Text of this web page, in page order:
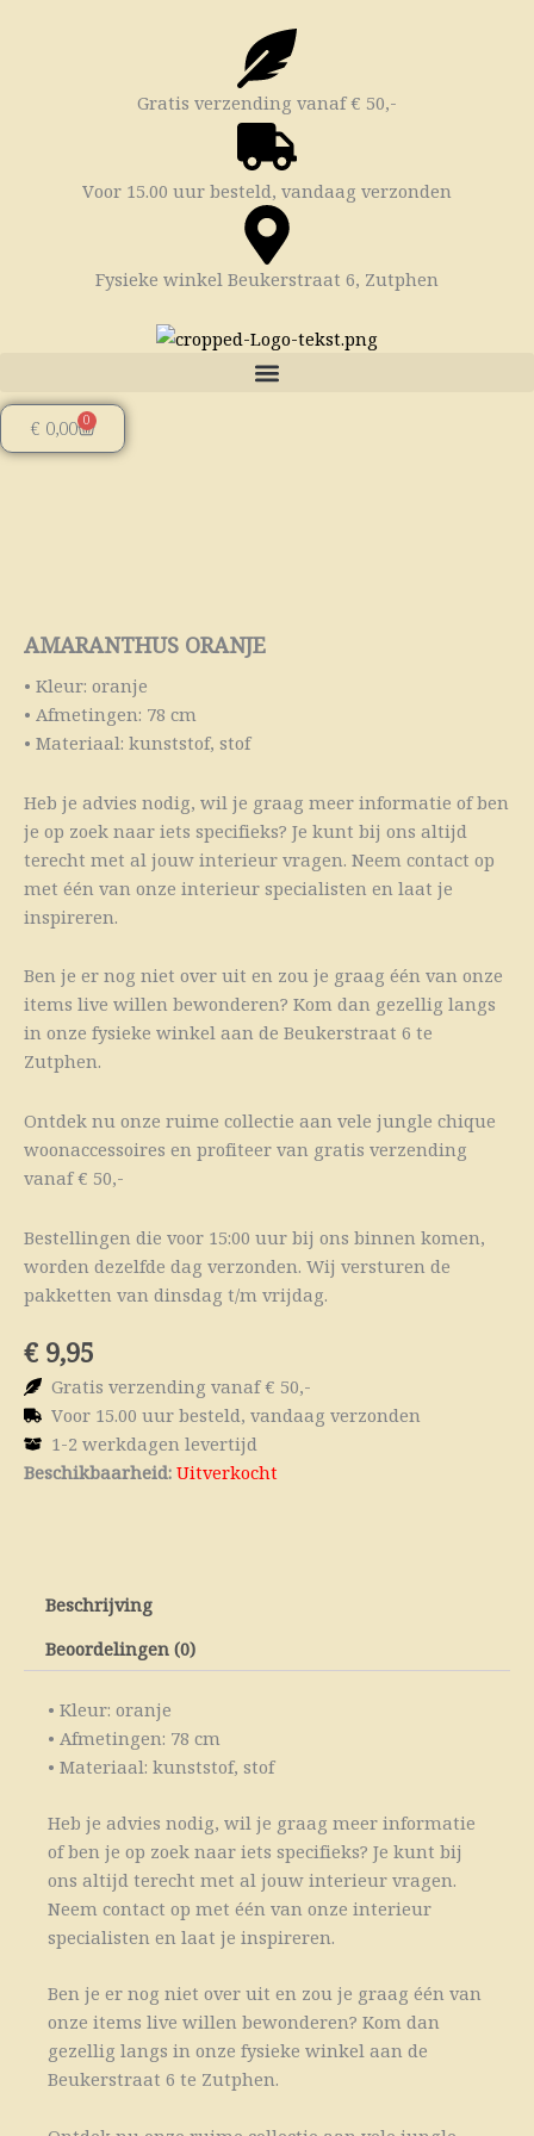
Gratis verzending vanaf € 50,-
Voor 15.00 uur besteld, vandaag verzonden
Fysieke winkel Beukerstraat 6, Zutphen
€ 0,00 0
Winkelwagen
AMARANTHUS ORANJE
• Kleur: oranje
• Afmetingen: 78 cm
• Materiaal: kunststof, stof
Heb je advies nodig, wil je graag meer informatie of ben
je op zoek naar iets specifieks? Je kunt bij ons altijd
terecht met al jouw interieur vragen. Neem contact op
met één van onze interieur specialisten en laat je
inspireren.
Ben je er nog niet over uit en zou je graag één van onze
items live willen bewonderen? Kom dan gezellig langs
in onze fysieke winkel aan de Beukerstraat 6 te
Zutphen.
Ontdek nu onze ruime collectie aan vele jungle chique
woonaccessoires en profiteer van gratis verzending
vanaf € 50,-
Bestellingen die voor 15:00 uur bij ons binnen komen,
worden dezelfde dag verzonden. Wij versturen de
pakketten van dinsdag t/m vrijdag.
€ 9,95
Gratis verzending vanaf € 50,-
Voor 15.00 uur besteld, vandaag verzonden
1-2 werkdagen levertijd
Beschikbaarheid: Uitverkocht
Beschrijving
Beoordelingen (0)
• Kleur: oranje
• Afmetingen: 78 cm
• Materiaal: kunststof, stof
Heb je advies nodig, wil je graag meer informatie
of ben je op zoek naar iets specifieks? Je kunt bij
ons altijd terecht met al jouw interieur vragen.
Neem contact op met één van onze interieur
specialisten en laat je inspireren.
Ben je er nog niet over uit en zou je graag één van
onze items live willen bewonderen? Kom dan
gezellig langs in onze fysieke winkel aan de
Beukerstraat 6 te Zutphen.